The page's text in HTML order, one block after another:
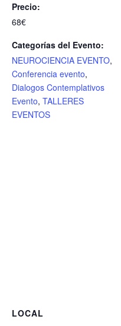
Precio:
68€
Categorías del Evento:
NEUROCIENCIA EVENTO,
Conferencia evento,
Dialogos Contemplativos
Evento, TALLERES
EVENTOS
LOCAL